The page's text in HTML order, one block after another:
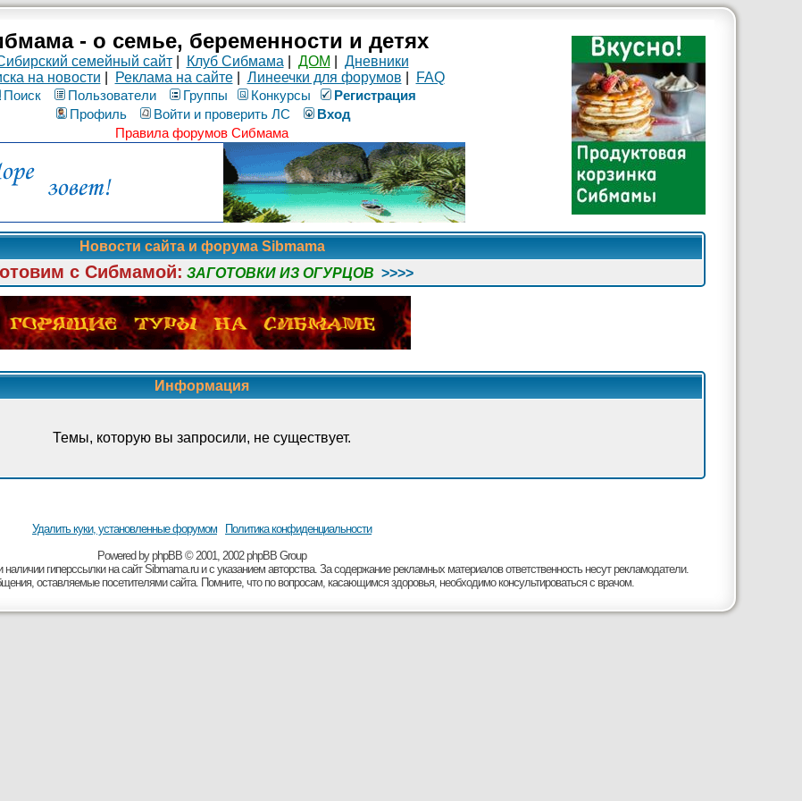
- о семье, беременности и детях
семейный сайт| Клуб Сибмама ДОМ
Дневники
на новости
Реклама на сайте| Линеечки для форумов
FAQ
Поиск
Пользователи Группы Конкурсы
Рeгиcтpaция
Профиль
Войти и проверить ЛС
Вход
Правила форумов Сибмама
Новости сайта и форума Sibmama
с Сибмамой: ЗАГОТОВКИ ИЗ ОГУРЦОВ >>>>
Информация
Темы, которую вы запросили, не существует.
Удалить куки, установленные форумом
Политика конфиденциальности
Powered byрhрВВ © 2001, 2002 рhрВВ Grоuр
гиперссылки на сайт Sibmama.ru и с указанием авторства. За содержание рекламных материалов ответственность несут рекламодатели.
оставляемые посетителями сайта. Помните, что по вопросам, касающимся здоровья, необходимо консультироваться с врачом.